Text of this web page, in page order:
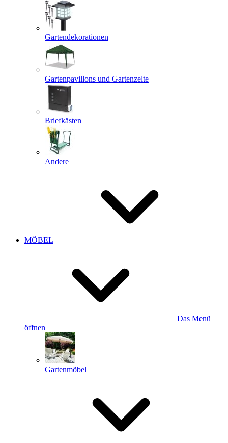
Gartendekorationen
Gartenpavillons und Gartenzelte
Briefkästen
Andere
MÖBEL
Das Menü
öffnen
Gartenmöbel